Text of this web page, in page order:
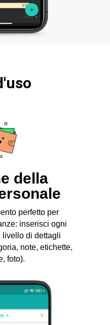
perfetto per
inserisci ogni
livello di dettagli
note, etichette,
foto).
della